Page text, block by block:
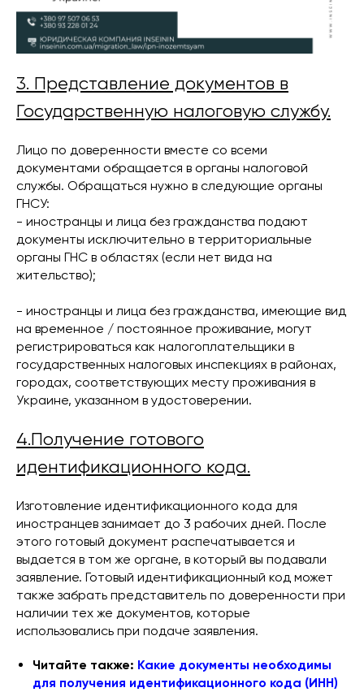
3. Представление документов в
Государственную налоговую службу.
Лицо по доверенности вместе со всеми
документами обращается в органы налоговой
службы. Обращаться нужно в следующие органы
ГНСУ:
- иностранцы и лица без гражданства подают
документы исключительно в территориальные
органы ГНС в областях (если нет вида на
жительство);
- иностранцы и лица без гражданства, имеющие вид
на временное / постоянное проживание, могут
регистрироваться как налогоплательщики в
государственных налоговых инспекциях в районах,
городах, соответствующих месту проживания в
Украине, указанном в удостоверении.
4.Получение готового
идентификационного кода.
Изготовление идентификационного кода для
иностранцев занимает до 3 рабочих дней. После
этого готовый документ распечатывается и
выдается в том же органе, в который вы подавали
заявление. Готовый идентификационный код может
также забрать представитель по доверенности при
наличии тех же документов, которые
использовались при подаче заявления.
Читайте также: Какие документы необходимы
для получения идентификационного кода (ИНН)